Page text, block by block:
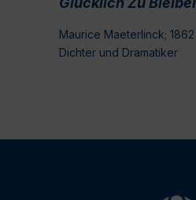
Maurice Maeterlinck;
Dichter und Dramatiker